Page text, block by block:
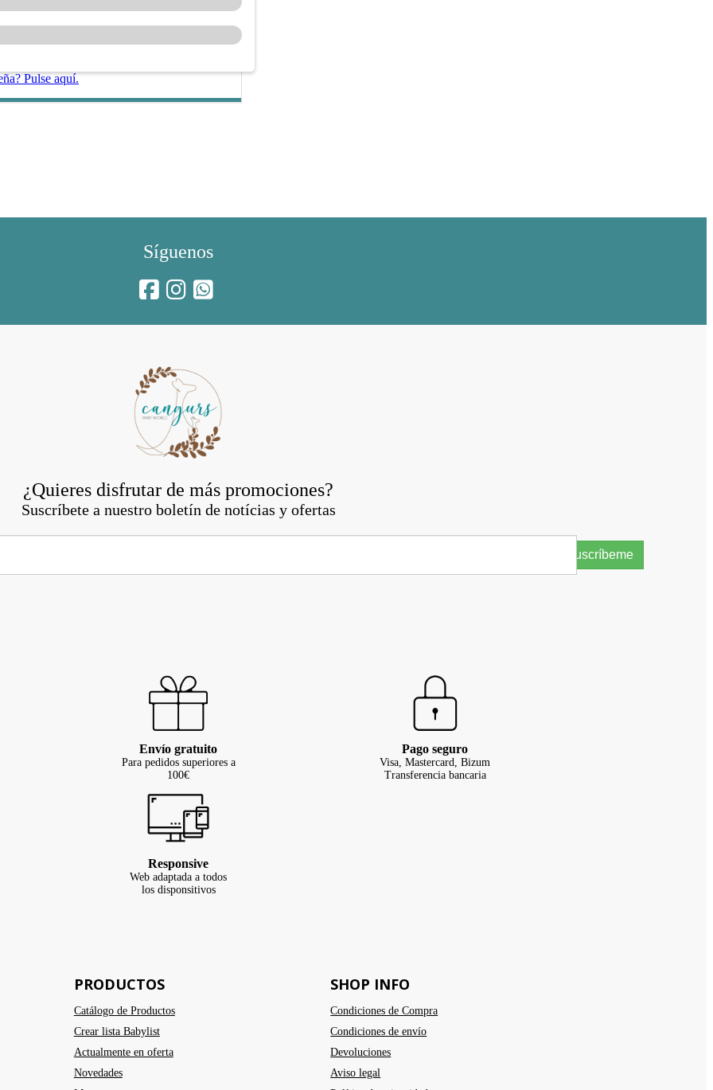
Pulse aquí.
Síguenos
¿Quieres disfrutar de más promociones?
Suscríbete a nuestro boletín de notícias y ofertas
Suscríbeme
Envío gratuito
Para pedidos superiores a
100€
Pago seguro
Visa, Mastercard, Bizum
Transferencia bancaria
Responsive
Web adaptada a todos
los disponsitivos
PRODUCTOS
Catálogo de Productos
Crear lista Babylist
Actualmente en oferta
Novedades
SHOP INFO
Condiciones de Compra
Condiciones de envío
Devoluciones
Aviso legal